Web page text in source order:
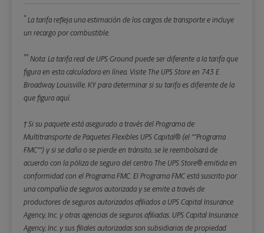
* La tarifa refleja una estimación de los cargos de transporte e incluye
un recargo por combustible.
** Nota: La tarifa real de UPS Ground puede ser diferente a la tarifa que
figura en esta calculadora en línea. Visite The UPS Store en 743 E
Broadway Louisville, KY para determinar si su tarifa es diferente de la
que figura aquí.
† Si su paquete está asegurado a través del Programa de
Multitransporte de Paquetes Flexibles UPS Capital® (el ""Programa
FMC"") y si se daña o se pierde en tránsito, se le reembolsará de
acuerdo con la póliza de seguro del centro The UPS Store® emitida en
conformidad con el Programa FMC. El Programa FMC está suscrito por
una compañía de seguros autorizada y se emite a través de
productores de seguros autorizados afiliados a UPS Capital Insurance
Agency, Inc. y otras agencias de seguros afiliadas. UPS Capital Insurance
Agency, Inc. y sus filiales autorizadas son subsidiarias de propiedad